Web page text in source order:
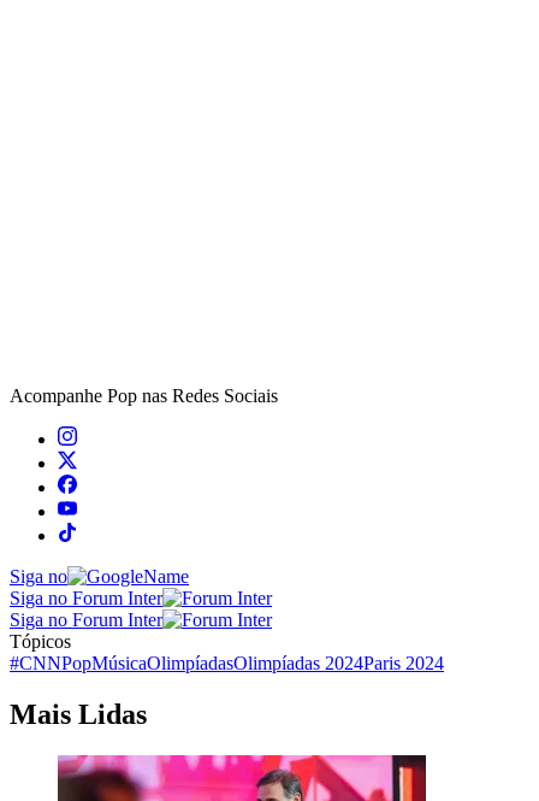
Acompanhe Pop nas Redes Sociais
Siga no
Siga no Forum Inter
Siga no Forum Inter
Tópicos
#CNNPopMúsicaOlimpíadasOlimpíadas 2024Paris 2024
Mais Lidas